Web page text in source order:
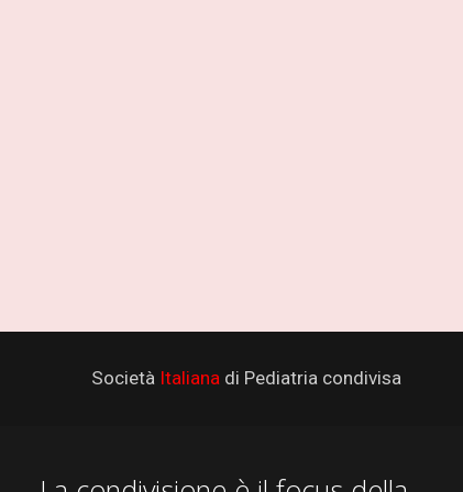
Società Italiana di Pediatria condivisa